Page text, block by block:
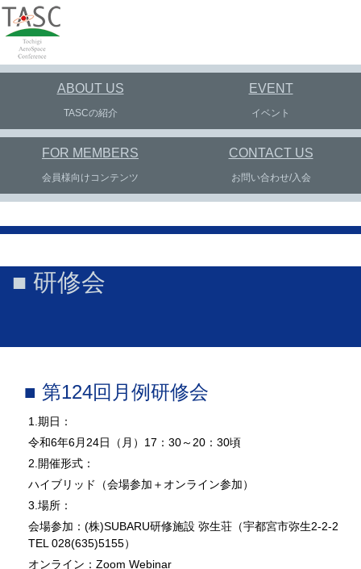
ABOUT US
TASCの紹介
EVENT
イベント
FOR MEMBERS
会員様向けコンテンツ
CONTACT US
お問い合わせ/入会
■ 研修会
■ 第124回月例研修会
1.期日：
令和6年6月24日（月）17：30～20：30頃
2.開催形式：
ハイブリッド（会場参加＋オンライン参加）
3.場所：
会場参加：(株)SUBARU研修施設 弥生荘（宇都宮市弥生2-2-2
TEL 028(635)5155）
オンライン：Zoom Webinar